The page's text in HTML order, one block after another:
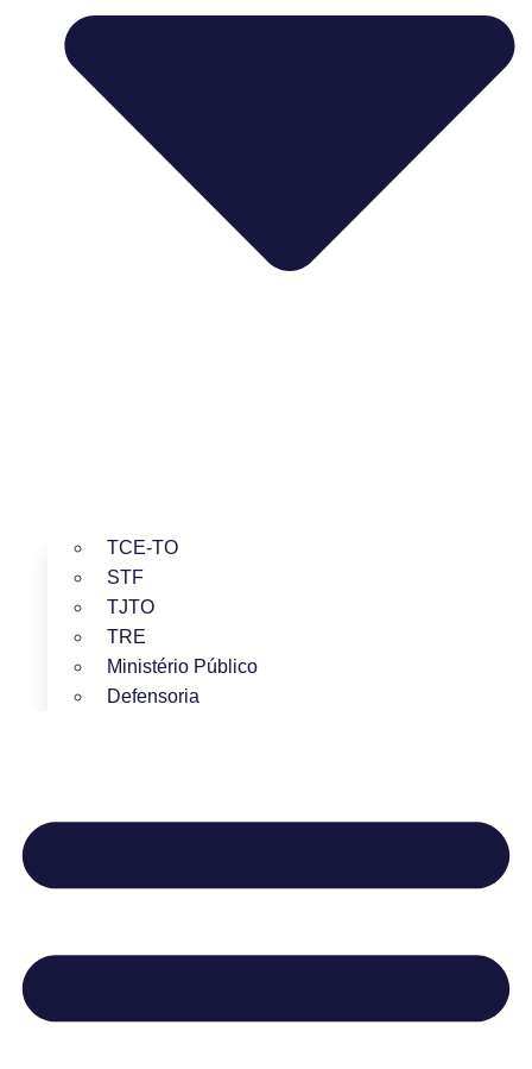
TCE-TO
STF
TJTO
TRE
Ministério Público
Defensoria